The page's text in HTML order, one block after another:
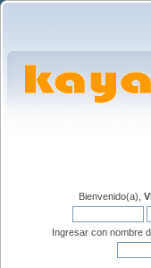
Bienvenido(a),
Ingresar con nombre